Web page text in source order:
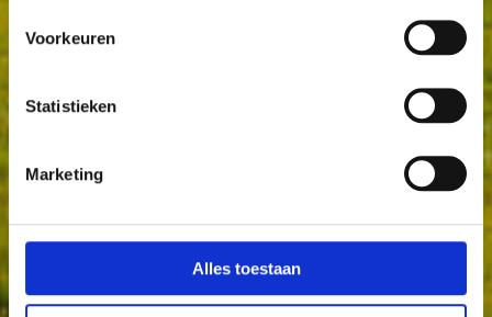
Voorkeuren
Statistieken
Marketing
Alles toestaan